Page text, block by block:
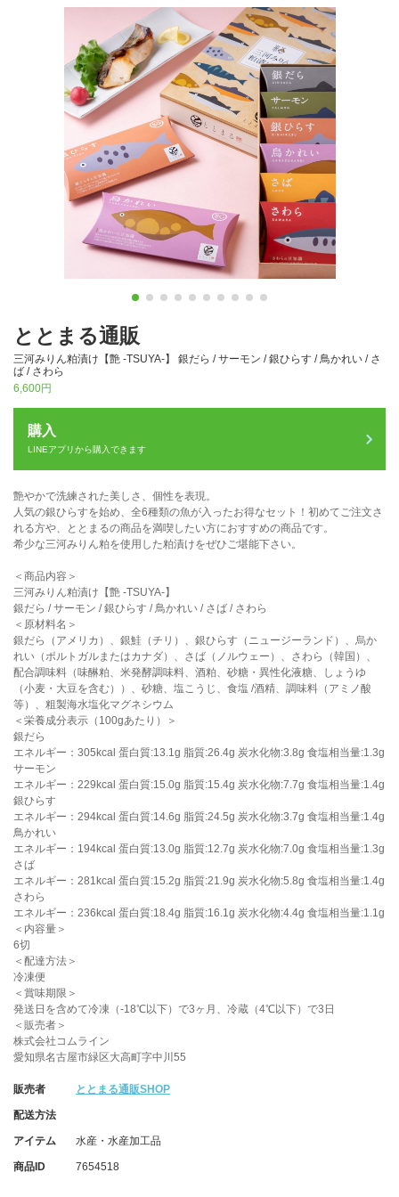
ととまる通販
三河みりん粕漬け【艶 -TSUYA-】 銀だら / サーモン / 銀ひらす / 鳥かれい / さ
ば / さわら
6,600円
購入
LINEアプリから購入できます
艶やかで洗練された美しさ、個性を表現。
人気の銀ひらすを始め、全6種類の魚が入ったお得なセット！初めてご注文さ
れる方や、ととまるの商品を満喫したい方におすすめの商品です。
希少な三河みりん粕を使用した粕漬けをぜひご堪能下さい。
＜商品内容＞
三河みりん粕漬け【艶 -TSUYA-】
銀だら / サーモン / 銀ひらす / 鳥かれい / さば / さわら
＜原材料名＞
銀だら（アメリカ）、銀鮭（チリ）、銀ひらす（ニュージーランド）、烏か
れい（ポルトガルまたはカナダ）、さば（ノルウェー）、さわら（韓国）、
配合調味料（味醂粕、米発酵調味料、酒粕、砂糖・異性化液糖、しょうゆ
（小麦・大豆を含む））、砂糖、塩こうじ、食塩 /酒精、調味料（アミノ酸
等）、粗製海水塩化マグネシウム
＜栄養成分表示（100gあたり）＞
銀だら
エネルギー：305kcal 蛋白質:13.1g 脂質:26.4g 炭水化物:3.8g 食塩相当量:1.3g
サーモン
エネルギー：229kcal 蛋白質:15.0g 脂質:15.4g 炭水化物:7.7g 食塩相当量:1.4g
銀ひらす
エネルギー：294kcal 蛋白質:14.6g 脂質:24.5g 炭水化物:3.7g 食塩相当量:1.4g
鳥かれい
エネルギー：194kcal 蛋白質:13.0g 脂質:12.7g 炭水化物:7.0g 食塩相当量:1.3g
さば
エネルギー：281kcal 蛋白質:15.2g 脂質:21.9g 炭水化物:5.8g 食塩相当量:1.4g
さわら
エネルギー：236kcal 蛋白質:18.4g 脂質:16.1g 炭水化物:4.4g 食塩相当量:1.1g
＜内容量＞
6切
＜配達方法＞
冷凍便
＜賞味期限＞
発送日を含めて冷凍（-18℃以下）で3ヶ月、冷蔵（4℃以下）で3日
＜販売者＞
株式会社コムライン
愛知県名古屋市緑区大高町字中川55
販売者 ととまる通販SHOP
配送方法
アイテム 水産・水産加工品
商品ID 7654518